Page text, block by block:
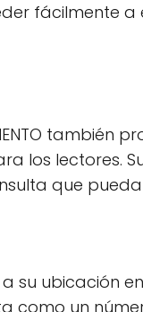
fácilmente a
también
los lectores.
que
su ubicación
como un